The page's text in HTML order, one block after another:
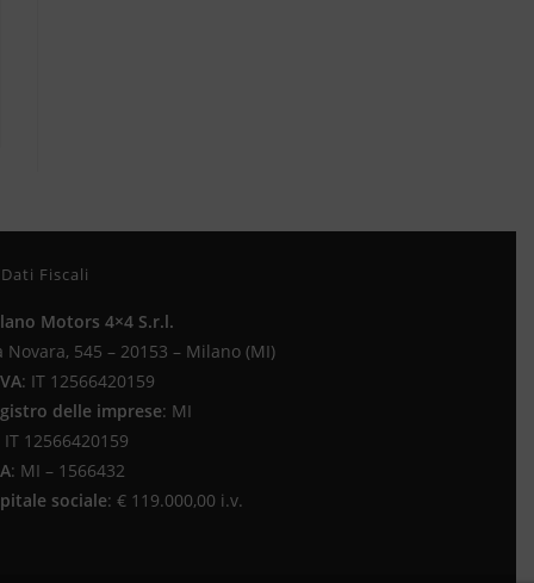
Dati Fiscali
Motors 4×4 S.r.l.
Novara, 545 – 20153 – Milano (MI)
: IT 12566420159
delle imprese: MI
IT 12566420159
: MI – 1566432
sociale: € 119.000,00 i.v.